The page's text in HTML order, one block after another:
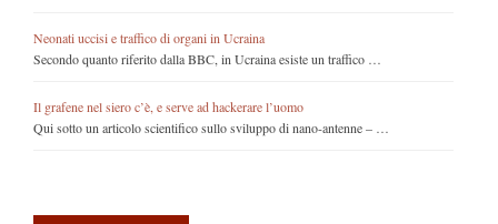
Neonati uccisi e traffico di organi in Ucraina
Secondo quanto riferito dalla BBC, in Ucraina esiste un traffico …
Il grafene nel siero c’è, e serve ad hackerare l’uomo
Qui sotto un articolo scientifico sullo sviluppo di nano-antenne – …